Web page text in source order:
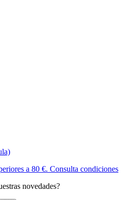
a 80 €. Consulta condiciones
novedades?